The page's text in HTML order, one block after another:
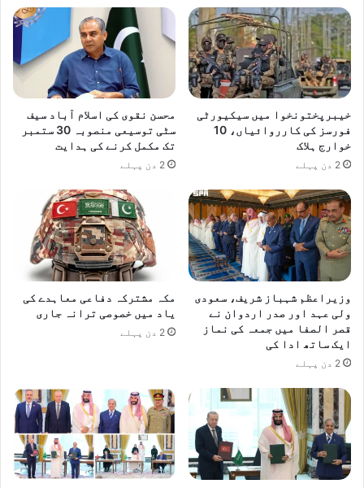
آ
پ
ر
ی
ش
ش
و
ک
ر
د
ی
ا
خیبرپختونخوا میں سیکیورٹی
فورسز کی کارروائیاں، 10
خوارج ہلاک
2 دن پہلے
محسن نقوی کی اسلام آباد سیف
سٹی توسیعی منصوبہ 30 ستمبر
تک مکمل کرنے کی ہدایت
2 دن پہلے
وزیراعظم شہباز شریف، سعودی
ولی عہد اور صدر اردوان نے
قصر الصفا میں جمعہ کی نماز
ایک ساتھ ادا کی
2 دن پہلے
مکہ مشترکہ دفاعی معاہدے کی
یاد میں خصوصی ترانہ جاری
2 دن پہلے